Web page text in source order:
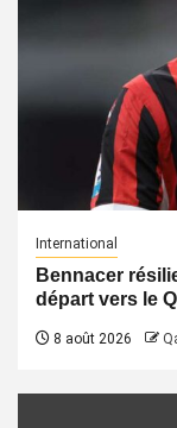
International
Bennacer
départ vers le
8 août 2026